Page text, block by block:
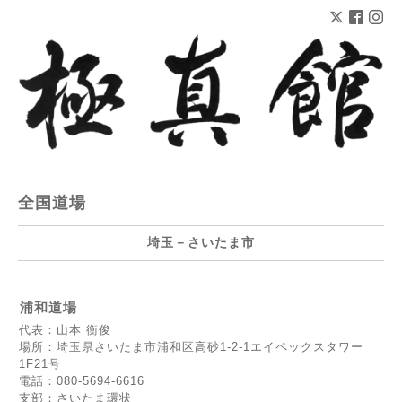
全国道場
埼玉－さいたま市
浦和道場
代表：山本 衡俊
場所：埼玉県さいたま市浦和区高砂1-2-1エイペックスタワー
1F21号
電話：080-5694-6616
支部：さいたま環状